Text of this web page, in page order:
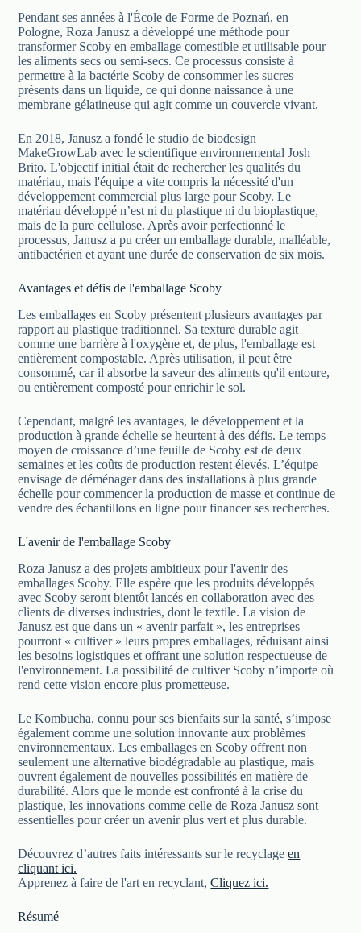
Pendant ses années à l'École de Forme de Poznań, en
Pologne, Roza Janusz a développé une méthode pour
transformer Scoby en emballage comestible et utilisable pour
les aliments secs ou semi-secs. Ce processus consiste à
permettre à la bactérie Scoby de consommer les sucres
présents dans un liquide, ce qui donne naissance à une
membrane gélatineuse qui agit comme un couvercle vivant.
En 2018, Janusz a fondé le studio de biodesign
MakeGrowLab avec le scientifique environnemental Josh
Brito. L'objectif initial était de rechercher les qualités du
matériau, mais l'équipe a vite compris la nécessité d'un
développement commercial plus large pour Scoby. Le
matériau développé n’est ni du plastique ni du bioplastique,
mais de la pure cellulose. Après avoir perfectionné le
processus, Janusz a pu créer un emballage durable, malléable,
antibactérien et ayant une durée de conservation de six mois.
Avantages et défis de l'emballage Scoby
Les emballages en Scoby présentent plusieurs avantages par
rapport au plastique traditionnel. Sa texture durable agit
comme une barrière à l'oxygène et, de plus, l'emballage est
entièrement compostable. Après utilisation, il peut être
consommé, car il absorbe la saveur des aliments qu'il entoure,
ou entièrement composté pour enrichir le sol.
Cependant, malgré les avantages, le développement et la
production à grande échelle se heurtent à des défis. Le temps
moyen de croissance d’une feuille de Scoby est de deux
semaines et les coûts de production restent élevés. L’équipe
envisage de déménager dans des installations à plus grande
échelle pour commencer la production de masse et continue de
vendre des échantillons en ligne pour financer ses recherches.
L'avenir de l'emballage Scoby
Roza Janusz a des projets ambitieux pour l'avenir des
emballages Scoby. Elle espère que les produits développés
avec Scoby seront bientôt lancés en collaboration avec des
clients de diverses industries, dont le textile. La vision de
Janusz est que dans un « avenir parfait », les entreprises
pourront « cultiver » leurs propres emballages, réduisant ainsi
les besoins logistiques et offrant une solution respectueuse de
l'environnement. La possibilité de cultiver Scoby n’importe où
rend cette vision encore plus prometteuse.
Le Kombucha, connu pour ses bienfaits sur la santé, s’impose
également comme une solution innovante aux problèmes
environnementaux. Les emballages en Scoby offrent non
seulement une alternative biodégradable au plastique, mais
ouvrent également de nouvelles possibilités en matière de
durabilité. Alors que le monde est confronté à la crise du
plastique, les innovations comme celle de Roza Janusz sont
essentielles pour créer un avenir plus vert et plus durable.
Découvrez d’autres faits intéressants sur le recyclageen
cliquant ici.
Apprenez à faire de l'art en recyclant,Cliquez ici.
Résumé